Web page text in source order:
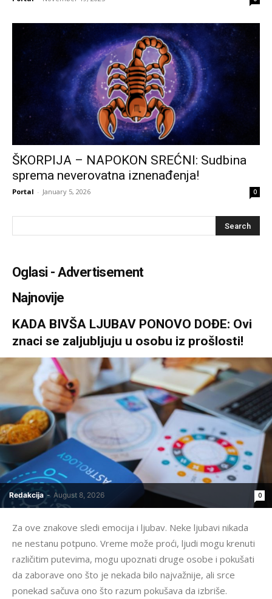
ŠKORPIJA – NAPOKON SREĆNI: Sudbina
sprema neverovatna iznenađenja!
Portal - January 5, 2026 0
Oglasi - Advertisement
Najnovije
KADA BIVŠA LJUBAV PONOVO DOĐE: Ovi
znaci se zaljubljuju u osobu iz prošlosti!
Redakcija - August 8, 2026 0
Za ove znakove sledi emocija i ljubav. Neke ljubavi nikada
ne nestanu potpuno. Vreme može proći, ljudi mogu krenuti
različitim putevima, mogu upoznati druge osobe i pokušati
da zaborave ono što je nekada bilo najvažnije, ali srce
ponekad sačuva ono što razum pokušava da izbriše.